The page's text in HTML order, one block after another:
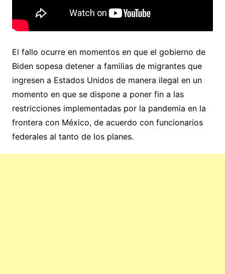
El fallo ocurre en momentos en que el gobierno de
Biden sopesa detener a familias de migrantes que
ingresen a Estados Unidos de manera ilegal en un
momento en que se dispone a poner fin a las
restricciones implementadas por la pandemia en la
frontera con México, de acuerdo con funcionarios
federales al tanto de los planes.